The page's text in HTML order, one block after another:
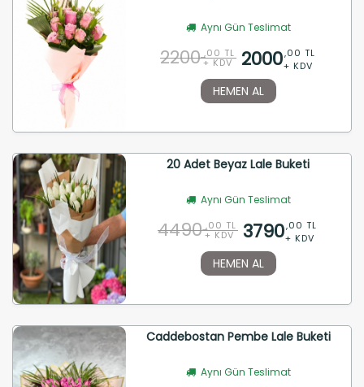
Aynı Gün Teslimat
2200 ,00 TL
+ KDV 2000,00 TL
+ KDV
HEMEN AL
20 Adet Beyaz Lale Buketi
Aynı Gün Teslimat
4490 ,00 TL
+ KDV 3790,00 TL
+ KDV
HEMEN AL
Caddebostan Pembe Lale Buketi
Aynı Gün Teslimat